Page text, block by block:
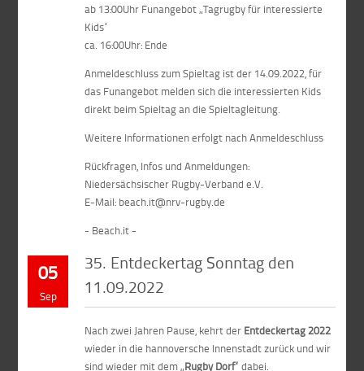
ab 13:00Uhr Funangebot „Tagrugby für interessierte
Kids“
ca. 16:00Uhr: Ende
Anmeldeschluss zum Spieltag ist der 14.09.2022, für
das Funangebot melden sich die interessierten Kids
direkt beim Spieltag an die Spieltagleitung.
Weitere Informationen erfolgt nach Anmeldeschluss
Rückfragen, Infos und Anmeldungen:
Niedersächsischer Rugby-Verband e.V.
E-Mail: beach.it@nrv-rugby.de
- Beach.it -
05
Sep
35. Entdeckertag Sonntag den
11.09.2022
Nach zwei Jahren Pause, kehrt der Entdeckertag 2022
wieder in die hannoversche Innenstadt zurück und wir
sind wieder mit dem „Rugby Dorf“ dabei.